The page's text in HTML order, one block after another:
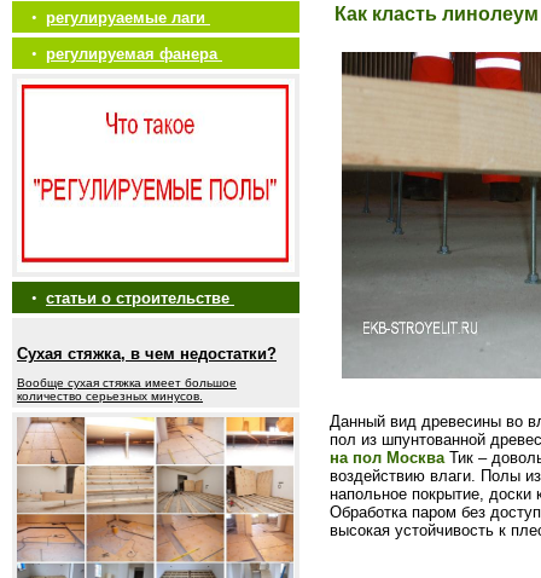
• регулируаемые лаги
• регулируемая фанера
• статьи о строительстве
Сухая стяжка, в чем недостатки?
Вообще сухая стяжка имеет большое
количество серьезных минусов.
Как класть
Данный вид древесины во
пол из шпунтованной
на пол МоскваТик –
воздействию влаги. Полы
напольное покрытие, доски
Обработка паром без
высокая устойчивость к